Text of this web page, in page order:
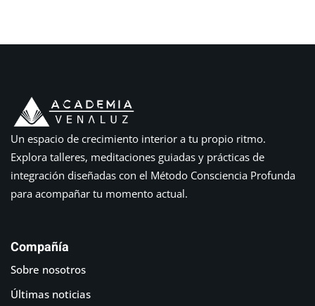
Un espacio de crecimiento interior a tu propio ritmo.
Explora talleres, meditaciones guiadas y prácticas de
integración diseñadas con el Método Consciencia Profunda
para acompañar tu momento actual.
Compañía
Sobre nosotros
Últimas noticias